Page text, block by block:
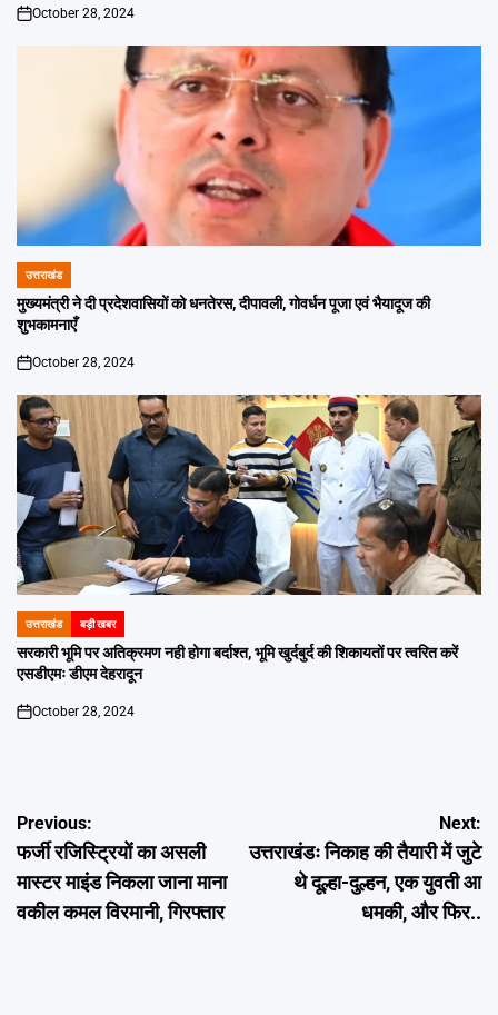
on
October 28, 2024
POSTED
IN
उत्तराखंड
मुख्यमंत्री ने दी प्रदेशवासियों को धनतेरस, दीपावली, गोवर्धन पूजा एवं भैयादूज की
शुभकामनाएँ
on
October 28, 2024
POSTED
IN
उत्तराखंड बड़ी खबर
सरकारी भूमि पर अतिक्रमण नही होगा बर्दाश्त, भूमि खुर्दबुर्द की शिकायतों पर त्वरित करें
एसडीएमः डीएम देहरादून
on
October 28, 2024
Post
navigation
Previous:
फर्जी रजिस्ट्रियों का असली
मास्टर माइंड निकला जाना माना
वकील कमल विरमानी, गिरफ्तार
Next:
उत्तराखंडः निकाह की तैयारी में जुटे
थे दूल्हा-दुल्हन, एक युवती आ
धमकी, और फिर..